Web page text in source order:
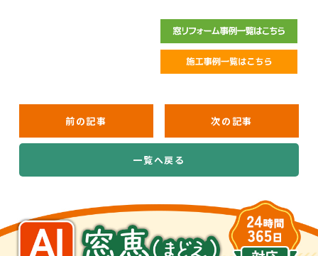
前の記事 次の記事
一覧へ戻る